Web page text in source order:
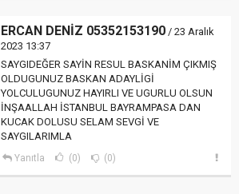
ERCAN DENİZ 05352153190 / 23 Aralık
2023 13:37
SAYGIDEĞER SAYİN RESUL BASKANİM ÇIKMIŞ
OLDUGUNUZ BASKAN ADAYLİGİ
YOLCULUGUNUZ HAYIRLI VE UGURLU OLSUN
İNŞAALLAH İSTANBUL BAYRAMPASA DAN
KUCAK DOLUSU SELAM SEVGİ VE
SAYGILARIMLA
Yanıtla (0) (0)